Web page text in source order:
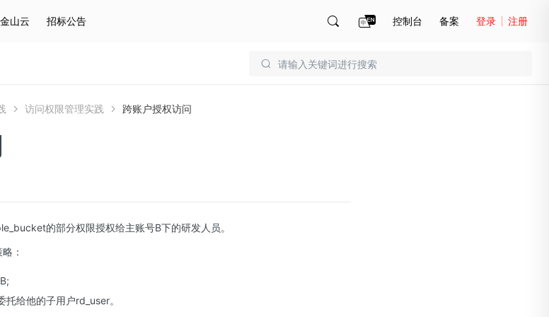
山云 招标公告 控制台 备案 登录 注册
访问权限管理实践 跨账户授权访问
的部分权限授权给主账号B下的研发人员。
：
给他的子用户rd_user。